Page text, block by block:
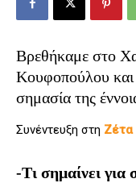
Βρεθήκαμε στο
Κουφοπούλου και
σημασία της
Συνέντευξη στη Ζέτα
-Τι σημαίνει για